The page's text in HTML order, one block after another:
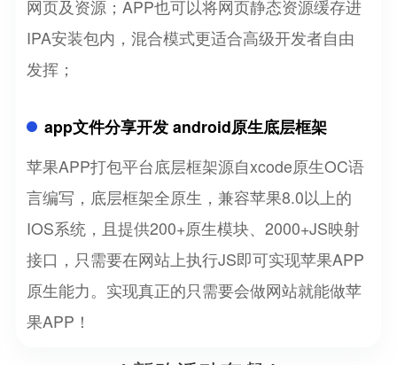
网页及资源；APP也可以将网页静态资源缓存进
IPA安装包内，混合模式更适合高级开发者自由
发挥；
app文件分享开发 android原生底层框架
苹果APP打包平台底层框架源自xcode原生OC语
言编写，底层框架全原生，兼容苹果8.0以上的
IOS系统，且提供200+原生模块、2000+JS映射
接口，只需要在网站上执行JS即可实现苹果APP
原生能力。实现真正的只需要会做网站就能做苹
果APP！